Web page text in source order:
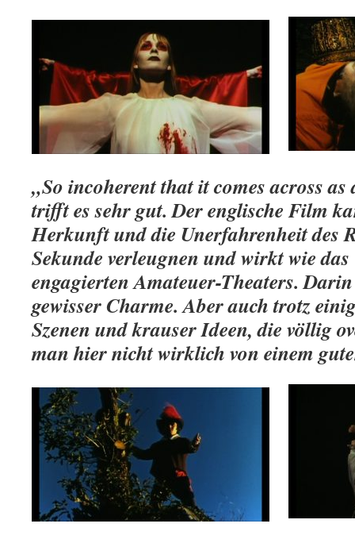
„So incoherent that it comes across
trifft es sehr gut. Der englische Film
Herkunft und die Unerfahrenheit des
Sekunde verleugnen und wirkt wie das
engagierten Amateuer-Theaters.
gewisser Charme. Aber auch trotz
Szenen und krauser Ideen, die völlig
man hier nicht wirklich von einem